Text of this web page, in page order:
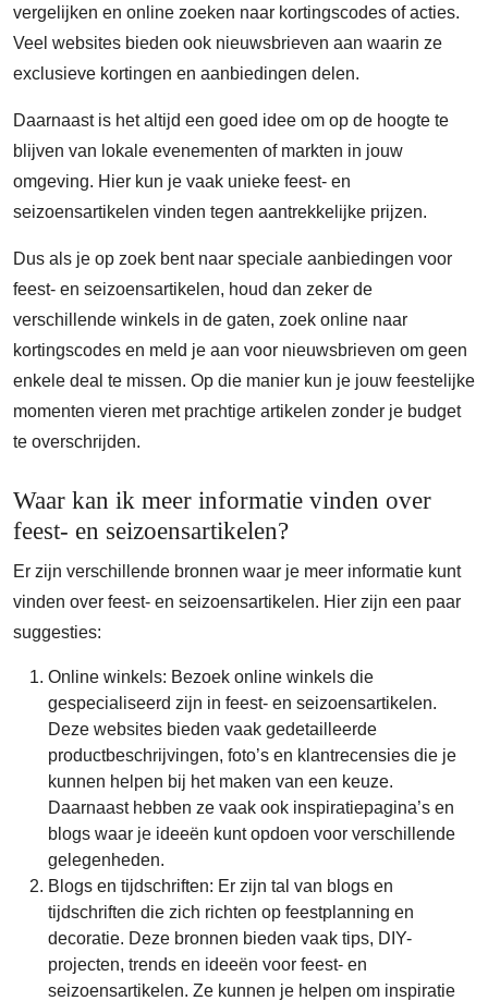
vergelijken en online zoeken naar kortingscodes of acties.
Veel websites bieden ook nieuwsbrieven aan waarin ze
exclusieve kortingen en aanbiedingen delen.
Daarnaast is het altijd een goed idee om op de hoogte te
blijven van lokale evenementen of markten in jouw
omgeving. Hier kun je vaak unieke feest- en
seizoensartikelen vinden tegen aantrekkelijke prijzen.
Dus als je op zoek bent naar speciale aanbiedingen voor
feest- en seizoensartikelen, houd dan zeker de
verschillende winkels in de gaten, zoek online naar
kortingscodes en meld je aan voor nieuwsbrieven om geen
enkele deal te missen. Op die manier kun je jouw feestelijke
momenten vieren met prachtige artikelen zonder je budget
te overschrijden.
Waar kan ik meer informatie vinden over
feest- en seizoensartikelen?
Er zijn verschillende bronnen waar je meer informatie kunt
vinden over feest- en seizoensartikelen. Hier zijn een paar
suggesties:
Online winkels: Bezoek online winkels die
gespecialiseerd zijn in feest- en seizoensartikelen.
Deze websites bieden vaak gedetailleerde
productbeschrijvingen, foto’s en klantrecensies die je
kunnen helpen bij het maken van een keuze.
Daarnaast hebben ze vaak ook inspiratiepagina’s en
blogs waar je ideeën kunt opdoen voor verschillende
gelegenheden.
Blogs en tijdschriften: Er zijn tal van blogs en
tijdschriften die zich richten op feestplanning en
decoratie. Deze bronnen bieden vaak tips, DIY-
projecten, trends en ideeën voor feest- en
seizoensartikelen. Ze kunnen je helpen om inspiratie